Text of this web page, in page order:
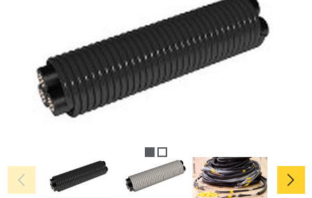
chevron_left chevron_right